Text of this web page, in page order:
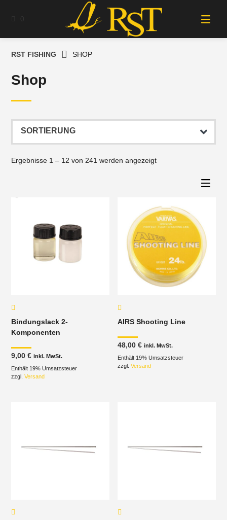
RST FISHING SHOP
Shop
Ergebnisse 1 – 12 von 241 werden angezeigt
Bindungslack 2-
Komponenten
9,00€ inkl. MwSt.
Enthält 19% Umsatzsteuer
zzgl.Versand
AIRS Shooting Line
48,00€ inkl. MwSt.
Enthält 19% Umsatzsteuer
zzgl.Versand